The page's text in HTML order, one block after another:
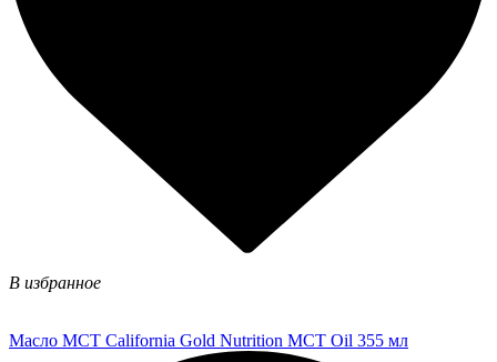
В избранное
Масло МСТ California Gold Nutrition MCT Oil 355 мл